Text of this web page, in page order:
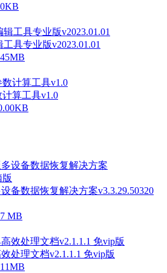
具专业版v2023.01.01
算工具v1.0
备数据恢复解决方案v3.3.29.50320
MB
处理文档v2.1.1.1 免vip版